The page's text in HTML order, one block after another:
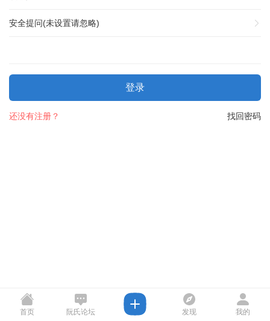
安全提问(未设置请忽略)
登录
找回密码
还没有注册？
首页 阮氏论坛 发现 我的